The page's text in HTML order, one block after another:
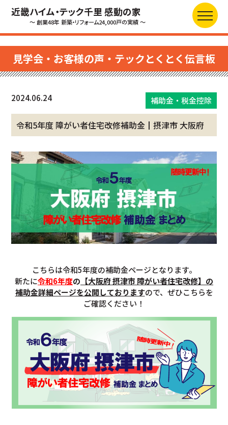
近畿ハイム・テック千里 感動の家
～ 創業48年 新築・リフォーム24,000戸の実績 ～
見学会・お客様の声・テックとくとく伝言板
2024.06.24 補助金・税金控除
令和5年度 障がい者住宅改修補助金┃摂津市 大阪府
こちらは令和5年度の補助金ページとなります。
新たに令和6年度の 【大阪府 摂津市 障がい者住宅改修】の
補助金詳細ページを公開しておりますので、ぜひこちらを
ご確認ください！